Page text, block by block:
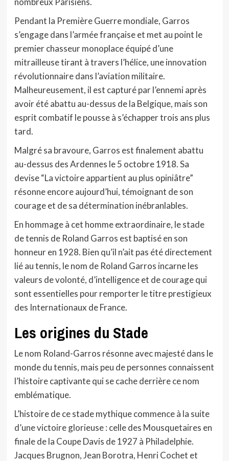
Pendant la Première Guerre mondiale, Garros
s’engage dans l’armée française et met au point le
premier chasseur monoplace équipé d’une
mitrailleuse tirant à travers l’hélice, une innovation
révolutionnaire dans l’aviation militaire.
Malheureusement, il est capturé par l’ennemi après
avoir été abattu au-dessus de la Belgique, mais son
esprit combatif le pousse à s’échapper trois ans plus
tard.
Malgré sa bravoure, Garros est finalement abattu
au-dessus des Ardennes le 5 octobre 1918. Sa
devise “La victoire appartient au plus opiniâtre”
résonne encore aujourd’hui, témoignant de son
courage et de sa détermination inébranlables.
En hommage à cet homme extraordinaire, le stade
de tennis de Roland Garros est baptisé en son
honneur en 1928. Bien qu’il n’ait pas été directement
lié au tennis, le nom de Roland Garros incarne les
valeurs de volonté, d’intelligence et de courage qui
sont essentielles pour remporter le titre prestigieux
des Internationaux de France.
Les origines du Stade
Le nom Roland-Garros résonne avec majesté dans le
monde du tennis, mais peu de personnes connaissent
l’histoire captivante qui se cache derrière ce nom
emblématique.
L’histoire de ce stade mythique commence à la suite
d’une victoire glorieuse : celle des Mousquetaires en
finale de la Coupe Davis de 1927 à Philadelphie.
Jacques Brugnon, Jean Borotra, Henri Cochet et